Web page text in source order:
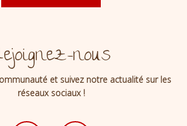
nous
et suivez notre actualité sur les
réseaux sociaux !